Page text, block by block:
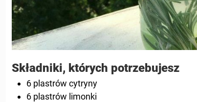
Składniki, których potrzebujesz
6 plastrów cytryny
6 plastrów limonki